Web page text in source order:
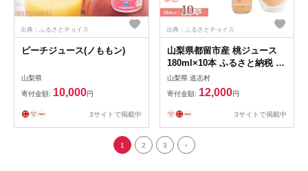
出典：ふるさとチョイス
ピーチジュース(ノももン)
山梨県
寄付金額: 10,000円
3サイトで掲載中
出典：ふるさとチョイス
山梨県都留市産 桃ジュース
180ml×10本 ふるさと納税 桃
ジュース 山梨県 都留市 送料
無料 DSX012
山梨県 道志村
寄付金額: 12,000円
3サイトで掲載中
1 2 3 ›